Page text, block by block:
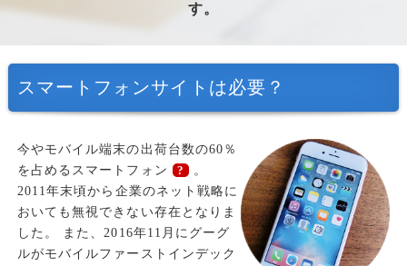
す。
スマートフォンサイトは必要？
今やモバイル端末の出荷台数の60％
を占めるスマートフォン
?
。
2011年末頃から企業のネット戦略に
おいても無視できない存在となりま
した。
また、2016年11月にグーグ
ルがモバイルファーストインデック